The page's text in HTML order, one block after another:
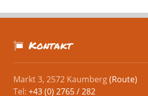
Kontakt
Markt 3, 2572 Kaumberg(Route)
Tel:+43 (0) 2765 / 282